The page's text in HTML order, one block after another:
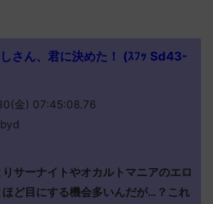
さん、君に決めた！ (ｽﾌｯ Sd43-
金) 07:45:08.76
りサーナイトやオカルトマニアのエロ
ど目にする機会多いんだが…？これ